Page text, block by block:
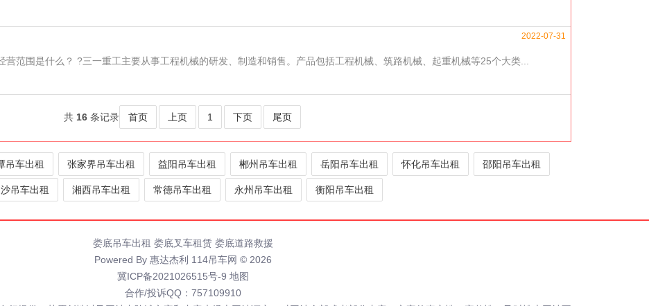
2022-07-31
营范围是什么？ ?三一重工主要从事工程机械的研发、制造和销售。产品包括工程机械、筑路机械、起重机械等25个大类...
共16 条记录 首页 上页 1 下页 尾页
吊车出租 张家界吊车出租 益阳吊车出租 郴州吊车出租 岳阳吊车出租 怀化吊车出租 邵阳吊车出租
吊车出租 湘西吊车出租 常德吊车出租 永州吊车出租 衡阳吊车出租
娄底吊车出租 娄底叉车租赁 娄底道路救援
Powered By 惠达杰利 114吊车网 © 2026
冀ICP备2021026515号-9 地图
合作/投诉QQ：757109910